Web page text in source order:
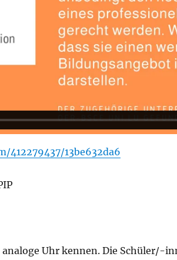
412279437/13be632da6
Uhr kennen. Die Schüler/-